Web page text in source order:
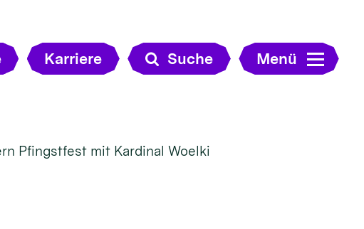
Karriere Suche Menü
Pfingstfest mit Kardinal Woelki